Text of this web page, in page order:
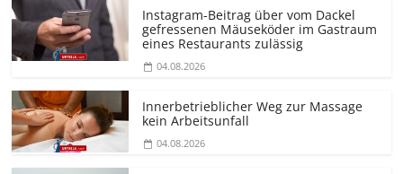
Instagram-Beitrag über vom Dackel
gefressenen Mäuseköder im Gastraum
eines Restaurants zulässig
04.08.2026
Innerbetrieblicher Weg zur Massage
kein Arbeitsunfall
04.08.2026